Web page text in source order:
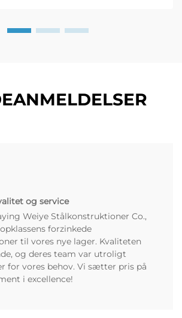
og service
Weiye Stålkonstruktioner Co.,
forzinkede
til vores nye lager. Kvaliteten
og deres team var utroligt
for vores behov. Vi sætter pris på
i excellence!